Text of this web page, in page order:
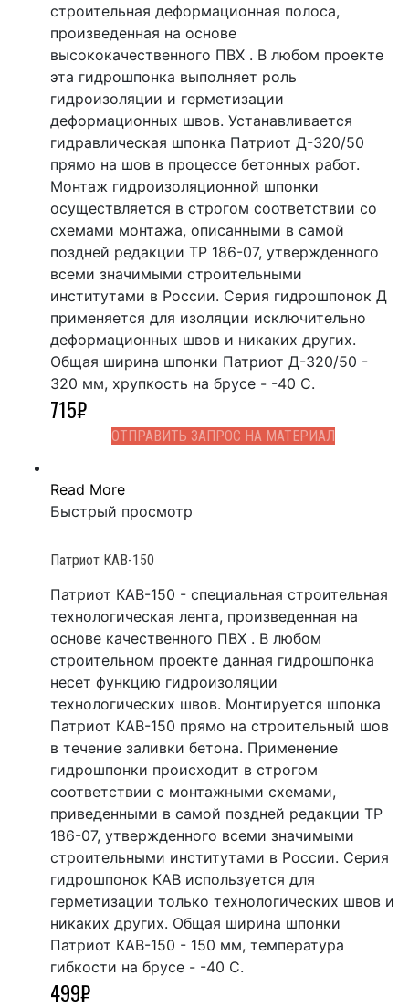
строительная деформационная полоса,
произведенная на основе
высококачественного ПВХ . В любом проекте
эта гидрошпонка выполняет роль
гидроизоляции и герметизации
деформационных швов. Устанавливается
гидравлическая шпонка Патриот Д-320/50
прямо на шов в процессе бетонных работ.
Монтаж гидроизоляционной шпонки
осуществляется в строгом соответствии со
схемами монтажа, описанными в самой
поздней редакции ТР 186-07, утвержденного
всеми значимыми строительными
институтами в России. Серия гидрошпонок Д
применяется для изоляции исключительно
деформационных швов и никаких других.
Общая ширина шпонки Патриот Д-320/50 -
320 мм, хрупкость на брусе - -40 С.
715₽
ОТПРАВИТЬ ЗАПРОС НА МАТЕРИАЛ
Read More
Быстрый просмотр
Патриот КАВ-150
Патриот КАВ-150 - специальная строительная
технологическая лента, произведенная на
основе качественного ПВХ . В любом
строительном проекте данная гидрошпонка
несет функцию гидроизоляции
технологических швов. Монтируется шпонка
Патриот КАВ-150 прямо на строительный шов
в течение заливки бетона. Применение
гидрошпонки происходит в строгом
соответствии с монтажными схемами,
приведенными в самой поздней редакции ТР
186-07, утвержденного всеми значимыми
строительными институтами в России. Серия
гидрошпонок КАВ используется для
герметизации только технологических швов и
никаких других. Общая ширина шпонки
Патриот КАВ-150 - 150 мм, температура
гибкости на брусе - -40 С.
499₽